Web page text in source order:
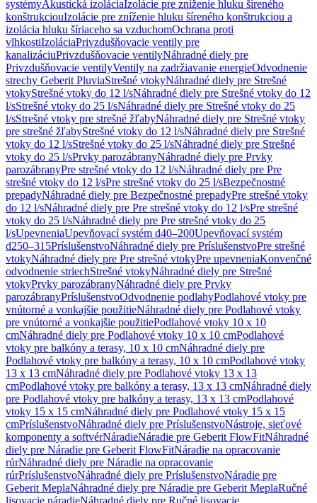
systémyAkustická izoláciaIzolácie pre zníženie hluku šíreného
konštrukciouIzolácie pre zníženie hluku šíreného konštrukciou a
izolácia hluku šíriaceho sa vzduchomOchrana proti
vlhkostiIzoláciaPrivzdušňovacie ventily pre
kanalizáciuPrivzdušňovacie ventilyNáhradné diely pre
Privzdušňovacie ventilyVentily na zadržiavanie energieOdvodnenie
strechy Geberit PluviaStrešné vtokyNáhradné diely pre Strešné
vtokyStrešné vtoky do 12 l/sNáhradné diely pre Strešné vtoky do 12
l/sStrešné vtoky do 25 l/sNáhradné diely pre Strešné vtoky do 25
l/sStrešné vtoky pre strešné žľabyNáhradné diely pre Strešné vtoky
pre strešné žľabyStrešné vtoky do 12 l/sNáhradné diely pre Strešné
vtoky do 12 l/sStrešné vtoky do 25 l/sNáhradné diely pre Strešné
vtoky do 25 l/sPrvky parozábranyNáhradné diely pre Prvky
parozábranyPre strešné vtoky do 12 l/sNáhradné diely pre Pre
strešné vtoky do 12 l/sPre strešné vtoky do 25 l/sBezpečnostné
prepadyNáhradné diely pre Bezpečnostné prepadyPre strešné vtoky
do 12 l/sNáhradné diely pre Pre strešné vtoky do 12 l/sPre strešné
vtoky do 25 l/sNáhradné diely pre Pre strešné vtoky do 25
l/sUpevneniaUpevňovací systém d40–200Upevňovací systém
d250–315PríslušenstvoNáhradné diely pre PríslušenstvoPre strešné
vtokyNáhradné diely pre Pre strešné vtokyPre upevneniaKonvenčné
odvodnenie striechStrešné vtokyNáhradné diely pre Strešné
vtokyPrvky parozábranyNáhradné diely pre Prvky
parozábranyPríslušenstvoOdvodnenie podlahyPodlahové vtoky pre
vnútorné a vonkajšie použitieNáhradné diely pre Podlahové vtoky
pre vnútorné a vonkajšie použitiePodlahové vtoky 10 x 10
cmNáhradné diely pre Podlahové vtoky 10 x 10 cmPodlahové
vtoky pre balkóny a terasy, 10 x 10 cmNáhradné diely pre
Podlahové vtoky pre balkóny a terasy, 10 x 10 cmPodlahové vtoky
13 x 13 cmNáhradné diely pre Podlahové vtoky 13 x 13
cmPodlahové vtoky pre balkóny a terasy, 13 x 13 cmNáhradné diely
pre Podlahové vtoky pre balkóny a terasy, 13 x 13 cmPodlahové
vtoky 15 x 15 cmNáhradné diely pre Podlahové vtoky 15 x 15
cmPríslušenstvoNáhradné diely pre PríslušenstvoNástroje, sieťové
komponenty a softvérNáradieNáradie pre Geberit FlowFitNáhradné
diely pre Náradie pre Geberit FlowFitNáradie na opracovanie
rúrNáhradné diely pre Náradie na opracovanie
rúrPríslušenstvoNáhradné diely pre PríslušenstvoNáradie pre
Geberit MeplaNáhradné diely pre Náradie pre Geberit MeplaRučné
lisovacie náradieNáhradné diely pre Ručné lisovacie